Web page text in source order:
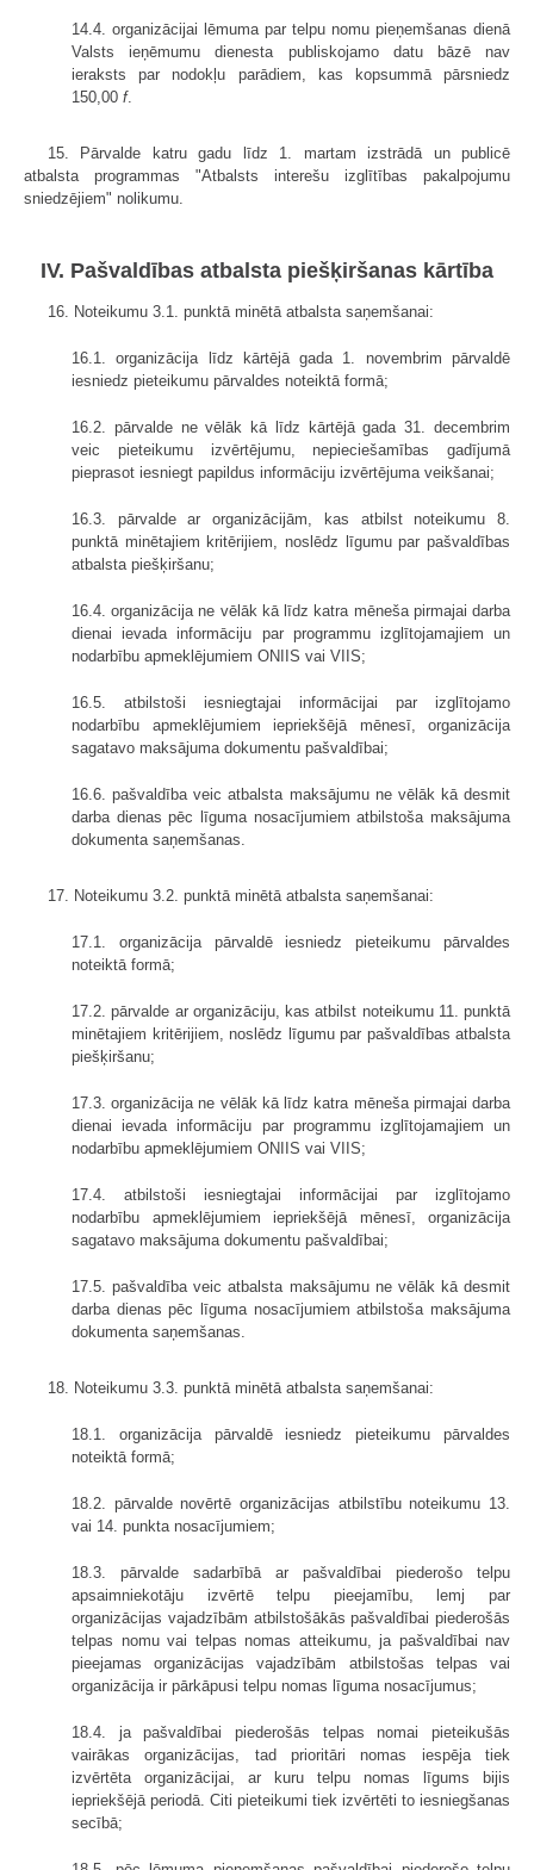
14.4. organizācijai lēmuma par telpu nomu pieņemšanas dienā
Valsts ieņēmumu dienesta publiskojamo datu bāzē nav
ieraksts par nodokļu parādiem, kas kopsummā pārsniedz
150,00 f.
15. Pārvalde katru gadu līdz 1. martam izstrādā un publicē
atbalsta programmas "Atbalsts interešu izglītības pakalpojumu
sniedzējiem" nolikumu.
IV. Pašvaldības atbalsta piešķiršanas kārtība
16. Noteikumu 3.1. punktā minētā atbalsta saņemšanai:
16.1. organizācija līdz kārtējā gada 1. novembrim pārvaldē
iesniedz pieteikumu pārvaldes noteiktā formā;
16.2. pārvalde ne vēlāk kā līdz kārtējā gada 31. decembrim
veic pieteikumu izvērtējumu, nepieciešamības gadījumā
pieprasot iesniegt papildus informāciju izvērtējuma veikšanai;
16.3. pārvalde ar organizācijām, kas atbilst noteikumu 8.
punktā minētajiem kritērijiem, noslēdz līgumu par pašvaldības
atbalsta piešķiršanu;
16.4. organizācija ne vēlāk kā līdz katra mēneša pirmajai darba
dienai ievada informāciju par programmu izglītojamajiem un
nodarbību apmeklējumiem ONIIS vai VIIS;
16.5. atbilstoši iesniegtajai informācijai par izglītojamo
nodarbību apmeklējumiem iepriekšējā mēnesī, organizācija
sagatavo maksājuma dokumentu pašvaldībai;
16.6. pašvaldība veic atbalsta maksājumu ne vēlāk kā desmit
darba dienas pēc līguma nosacījumiem atbilstoša maksājuma
dokumenta saņemšanas.
17. Noteikumu 3.2. punktā minētā atbalsta saņemšanai:
17.1. organizācija pārvaldē iesniedz pieteikumu pārvaldes
noteiktā formā;
17.2. pārvalde ar organizāciju, kas atbilst noteikumu 11. punktā
minētajiem kritērijiem, noslēdz līgumu par pašvaldības atbalsta
piešķiršanu;
17.3. organizācija ne vēlāk kā līdz katra mēneša pirmajai darba
dienai ievada informāciju par programmu izglītojamajiem un
nodarbību apmeklējumiem ONIIS vai VIIS;
17.4. atbilstoši iesniegtajai informācijai par izglītojamo
nodarbību apmeklējumiem iepriekšējā mēnesī, organizācija
sagatavo maksājuma dokumentu pašvaldībai;
17.5. pašvaldība veic atbalsta maksājumu ne vēlāk kā desmit
darba dienas pēc līguma nosacījumiem atbilstoša maksājuma
dokumenta saņemšanas.
18. Noteikumu 3.3. punktā minētā atbalsta saņemšanai:
18.1. organizācija pārvaldē iesniedz pieteikumu pārvaldes
noteiktā formā;
18.2. pārvalde novērtē organizācijas atbilstību noteikumu 13.
vai 14. punkta nosacījumiem;
18.3. pārvalde sadarbībā ar pašvaldībai piederošo telpu
apsaimniekotāju izvērtē telpu pieejamību, lemj par
organizācijas vajadzībām atbilstošākās pašvaldībai piederošās
telpas nomu vai telpas nomas atteikumu, ja pašvaldībai nav
pieejamas organizācijas vajadzībām atbilstošas telpas vai
organizācija ir pārkāpusi telpu nomas līguma nosacījumus;
18.4. ja pašvaldībai piederošās telpas nomai pieteikušās
vairākas organizācijas, tad prioritāri nomas iespēja tiek
izvērtēta organizācijai, ar kuru telpu nomas līgums bijis
iepriekšējā periodā. Citi pieteikumi tiek izvērtēti to iesniegšanas
secībā;